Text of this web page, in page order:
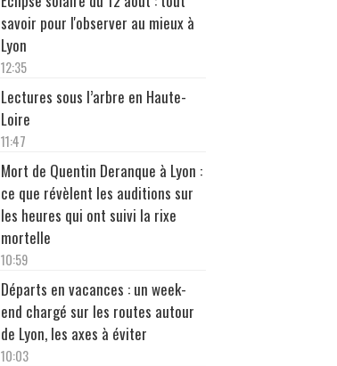
savoir pour l'observer au mieux à
Lyon
12:35
Lectures sous l’arbre en Haute-
Loire
11:47
Mort de Quentin Deranque à Lyon :
ce que révèlent les auditions sur
les heures qui ont suivi la rixe
mortelle
10:59
Départs en vacances : un week-
end chargé sur les routes autour
de Lyon, les axes à éviter
10:03